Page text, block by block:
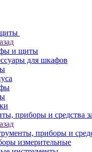
и щиты
для шкафов
приборы и средства
приборы и
измерительные